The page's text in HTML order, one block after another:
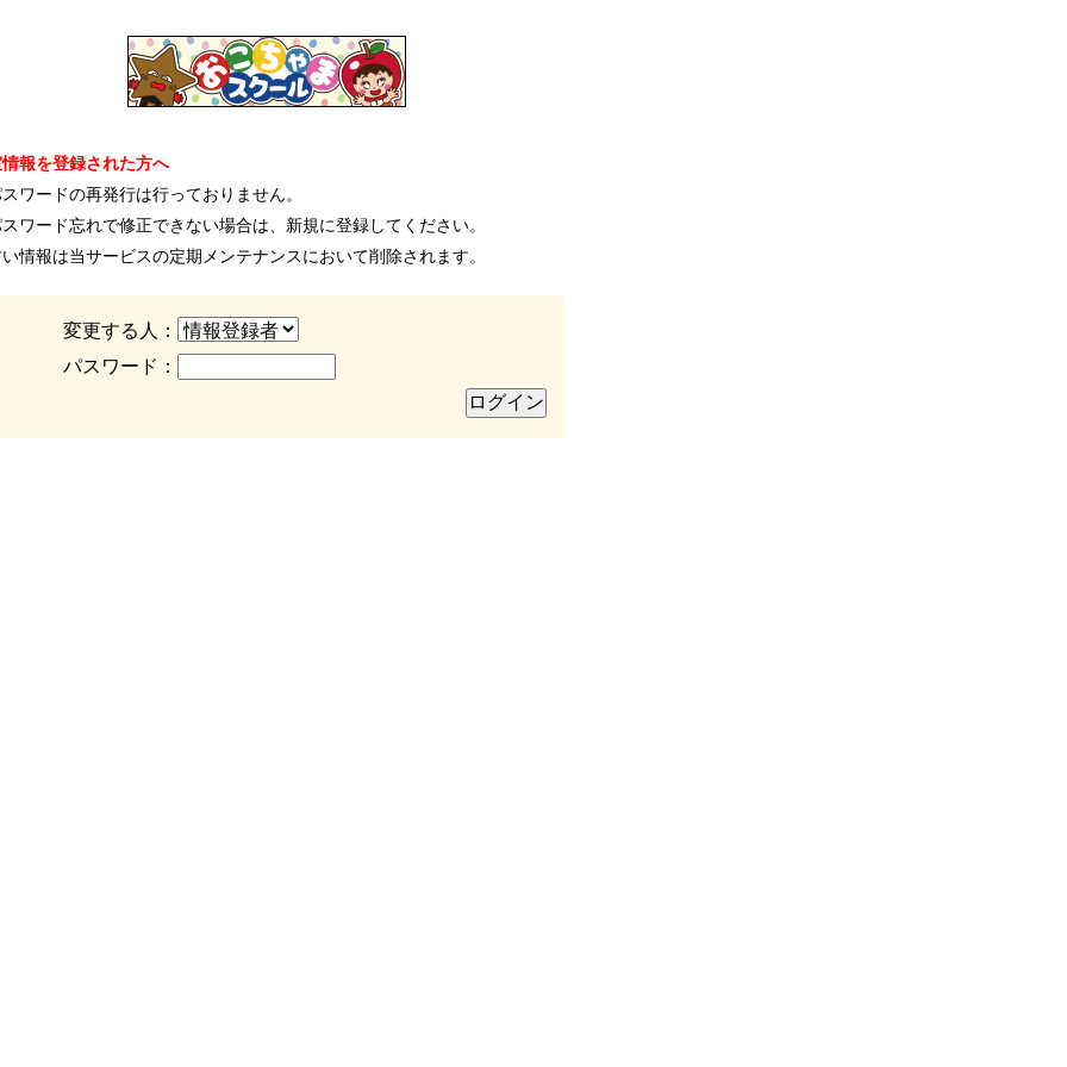
報を登録された方へ
スワードの再発行は行っておりません。
スワード忘れで修正できない場合は、新規に登録してください。
い情報は当サービスの定期メンテナンスにおいて削除されます。
変更する人：
パスワード：